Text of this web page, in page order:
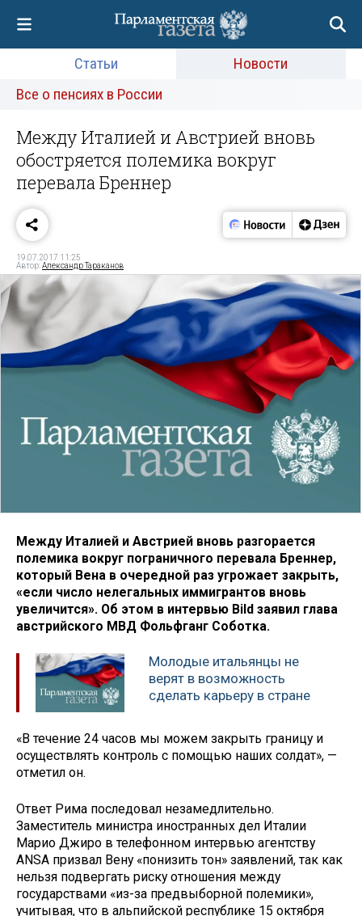
Статьи
Новости
Все о пенсиях в России
Между Италией и Австрией вновь
обостряется полемика вокруг
перевала Бреннер
19.07.2017 11:25
Автор:Александр Тараканов
Между Италией и Австрией вновь разгорается
полемика вокруг пограничного перевала Бреннер,
который Вена в очередной раз угрожает закрыть,
«если число нелегальных иммигрантов вновь
увеличится». Об этом в интервью Bild заявил глава
австрийского МВД Фольфганг Соботка.
Молодые итальянцы не
верят в возможность
сделать карьеру в стране
«В течение 24 часов мы можем закрыть границу и
осуществлять контроль с помощью наших солдат», —
отметил он.
Ответ Рима последовал незамедлительно.
Заместитель министра иностранных дел Италии
Марио Джиро в телефонном интервью агентству
ANSA призвал Вену «понизить тон» заявлений, так как
нельзя подвергать риску отношения между
государствами «из-за предвыборной полемики»,
учитывая, что в альпийской республике 15 октября